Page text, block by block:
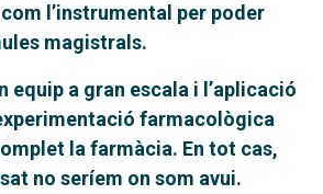
l’instrumental per poder
magistrals.
equip a gran escala i l’aplicació
farmacològica
la farmàcia. En tot cas,
no seríem on som avui.